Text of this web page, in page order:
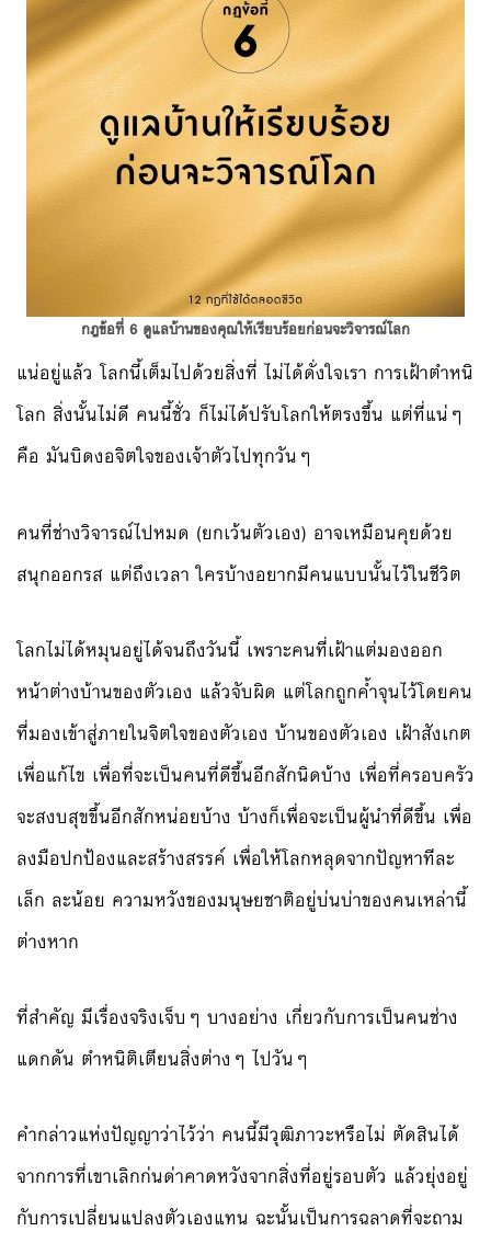
กฎข้อที่ 6 ดูแลบ้านของคุณให้เรียบร้อยก่อนจะวิจารณ์โลก
แน่อยู่แล้ว โลกนี้เต็มไปด้วยสิ่งที่ ไม่ได้ดั่งใจเรา การเฝ้าตำหนิ
โลก สิ่งนั้นไม่ดี คนนี้ชั่ว ก็ไม่ได้ปรับโลกให้ตรงขึ้น แต่ที่แน่ๆ
คือ มันบิดงอจิตใจของเจ้าตัวไปทุกวันๆ
คนที่ช่างวิจารณ์ไปหมด (ยกเว้นตัวเอง) อาจเหมือนคุยด้วย
สนุกออกรส แต่ถึงเวลา ใครบ้างอยากมีคนแบบนั้นไว้ในชีวิต
โลกไม่ได้หมุนอยู่ได้จนถึงวันนี้ เพราะคนที่เฝ้าแต่มองออก
หน้าต่างบ้านของตัวเอง แล้วจับผิด แต่โลกถูกค้ำจุนไว้โดยคน
ที่มองเข้าสู่ภายในจิตใจของตัวเอง บ้านของตัวเอง เฝ้าสังเกต
เพื่อแก้ไข เพื่อที่จะเป็นคนที่ดีขึ้นอีกสักนิดบ้าง เพื่อที่ครอบครัว
จะสงบสุขขึ้นอีกสักหน่อยบ้าง บ้างก็เพื่อจะเป็นผู้นำที่ดีขึ้น เพื่อ
ลงมือปกป้องและสร้างสรรค์ เพื่อให้โลกหลุดจากปัญหาทีละ
เล็ก ละน้อย ความหวังของมนุษยชาติอยู่บ่นบ่าของคนเหล่านี้
ต่างหาก
ที่สำคัญ มีเรื่องจริงเจ็บๆ บางอย่าง เกี่ยวกับการเป็นคนช่าง
แดกดัน ตำหนิติเตียนสิ่งต่างๆ ไปวันๆ
คำกล่าวแห่งปัญญาว่าไว้ว่า คนนี้มีวุฒิภาวะหรือไม่ ตัดสินได้
จากการที่เขาเลิกก่นด่าคาดหวังจากสิ่งที่อยู่รอบตัว แล้วยุ่งอยู่
กับการเปลี่ยนแปลงตัวเองแทน ฉะนั้นเป็นการฉลาดที่จะถาม